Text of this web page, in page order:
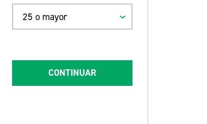
25 o mayor
CONTINUAR